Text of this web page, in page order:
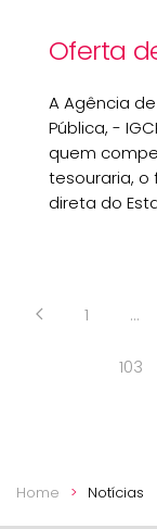
Oferta
A Agência
Pública, -
quem
tesouraria, o
direta do
1 …
103
Home Notícias